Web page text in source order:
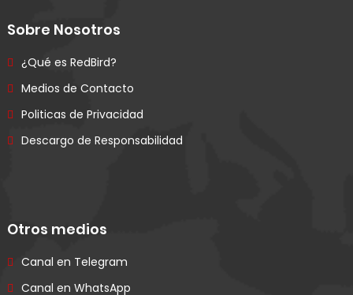
Sobre Nosotros
¿Qué es RedBird?
Medios de Contacto
Politicas de Privacidad
Descargo de Responsabilidad
Otros medios
Canal en Telegram
Canal en WhatsApp